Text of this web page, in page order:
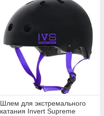
Шлем для экстремального
катания Invert Supreme